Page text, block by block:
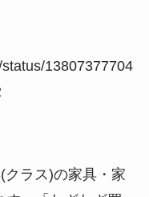
13807377704
クラス)の家具・家